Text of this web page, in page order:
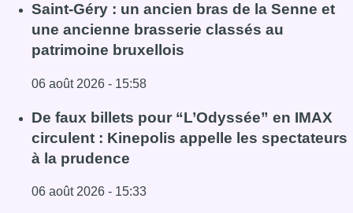
Saint-Géry : un ancien bras de la Senne et
une ancienne brasserie classés au
patrimoine bruxellois
06 août 2026 - 15:58
Lire l'article Saint-Géry : un ancien bras de la Senne et
De faux billets pour “L’Odyssée” en IMAX
circulent : Kinepolis appelle les spectateurs
à la prudence
06 août 2026 - 15:33